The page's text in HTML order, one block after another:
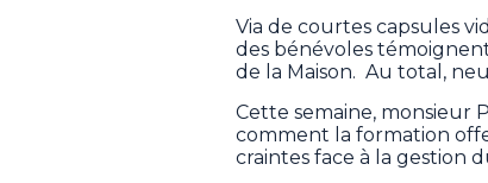
Via de courtes capsules
des bénévoles
de la Maison. Au total,
Cette semaine, monsieur
comment la formation
craintes face à la gestion